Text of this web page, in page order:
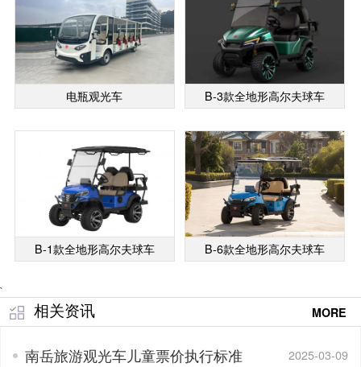
电瓶观光车 B-3款全地形高尔夫球车
B-1款全地形高尔夫球车 B-6款全地形高尔夫球车
`
相关资讯 MORE
南岳旅游观光车儿童票价执行标准 2025-03-09